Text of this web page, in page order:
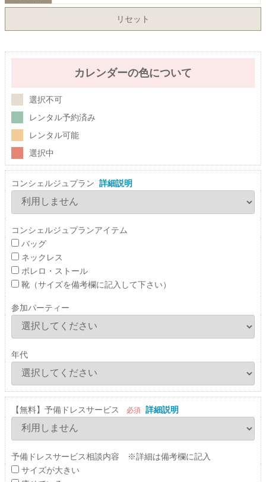
リセット
カレンダーの色について
選択不可
レンタル予約済み
レンタル可能
選択中
コンシェルジュプラン 詳細説明
コンシェルジュプランアイテム
バッグ
ネックレス
ボレロ・ストール
靴（サイズを備考欄に記入して下さい）
参加パーティー
年代
【無料】予備ドレスサービス 必須 詳細説明
予備ドレスサービス相談内容 ※詳細は備考欄に記入
サイズが大きい